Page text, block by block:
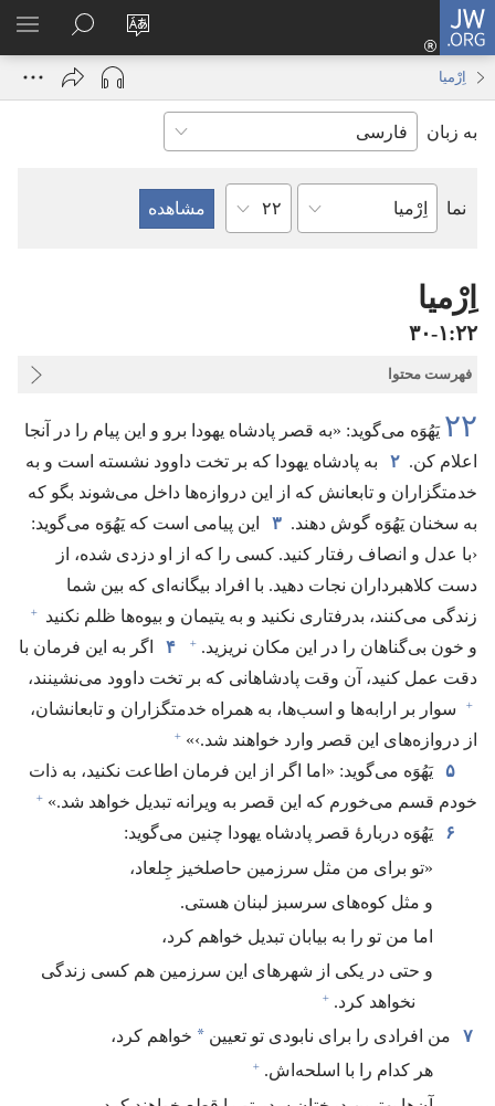
JW.ORG
زبان
سایت
را
ورود
باز
JW.ORG
جستجو
اِرْمیا
به زبان
نما
کتاب
مقدّس
فصل
اِرْمیا
۲۲‏:‏۱‏-‏۳۰
فهرست محتوا
۲۲ یَهُوَه می‌گوید:‏ «به قصر پادشاه یهودا برو و این پیام را در آنجا
اعلام کن.‏ ۲
به پادشاه یهودا که بر تخت داوود نشسته است و به
خدمتگزاران و تابعانش که از این دروازه‌ها داخل می‌شوند بگو که
به سخنان یَهُوَه گوش دهند.‏ ۳
این پیامی است که یَهُوَه می‌گوید:‏
‹با عدل و انصاف رفتار کنید.‏ کسی را که از او دزدی شده،‏ از
دست کلاهبرداران نجات دهید.‏ با افراد بیگانه‌ای که بین شما
زندگی می‌کنند،‏ بدرفتاری نکنید و به یتیمان و بیوه‌ها ظلم نکنید
+
و خون بی‌گناهان را در این مکان نریزید.‏ + ۴
اگر به این فرمان با
دقت عمل کنید،‏ آن وقت پادشاهانی که بر تخت داوود می‌نشینند،‏
+
سوار بر ارابه‌ها و اسب‌ها،‏ به همراه خدمتگزاران و تابعانشان،‏
از دروازه‌های این قصر وارد خواهند شد.‏›»‏ +
۵ یَهُوَه می‌گوید:‏ «اما اگر از این فرمان اطاعت نکنید،‏ به ذات
خودم قسم می‌خورم که این قصر به ویرانه تبدیل خواهد شد.‏»‏ +
۶
یَهُوَه دربارهٔ قصر پادشاه یهودا چنین می‌گوید:‏
‏«تو برای من مثل سرزمین حاصلخیز جِلعاد،‏
و مثل کوه‌های سرسبز لبنان هستی.‏
اما من تو را به بیابان تبدیل خواهم کرد،‏
و حتی در یکی از شهرهای این سرزمین هم کسی زندگی
نخواهد کرد.‏ +
۷ من افرادی را برای نابودی تو تعیین * خواهم کرد،‏
هر کدام را با اسلحه‌اش.‏ +